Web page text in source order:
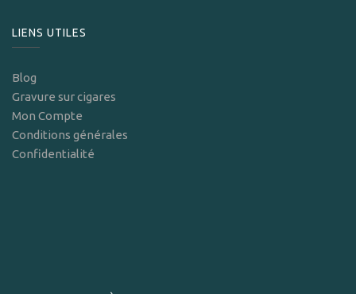
LIENS UTILES
Blog
Gravure sur cigares
Mon Compte
Conditions générales
Confidentialité